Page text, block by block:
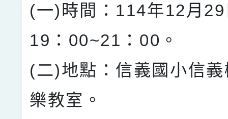
(一)時間：114年12月
19：00~21：00。
(二)地點：信義國小信
樂教室。